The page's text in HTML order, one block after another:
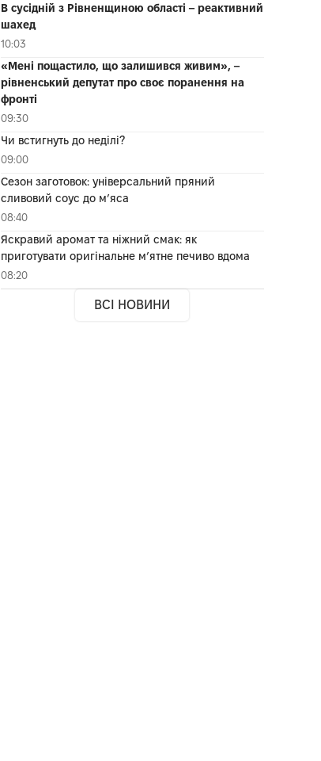
В сусідній з Рівненщиною області – реактивний
шахед
10:03
«Мені пощастило, що залишився живим», –
рівненський депутат про своє поранення на
фронті
09:30
Чи встигнуть до неділі?
09:00
Сезон заготовок: універсальний пряний
сливовий соус до мʼяса
08:40
Яскравий аромат та ніжний смак: як
приготувати оригінальне м’ятне печиво вдома
08:20
ВСІ НОВИНИ